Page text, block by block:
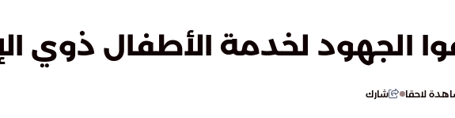
الجهود لخدمة الأطفال ذوي
لاحقا شارك